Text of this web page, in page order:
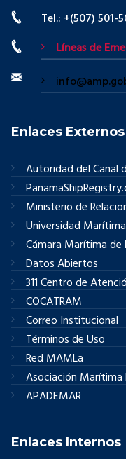
Tel.: +(507) 501-
Líneas de
Enlaces Externos
Autoridad del Canal
Ministerio de
Universidad
Cámara Marítima de
Datos Abiertos
311 Centro de
COCATRAM
Correo Institucional
Términos de Uso
Red MAMLa
Asociación Marítima
APADEMAR
Enlaces Internos